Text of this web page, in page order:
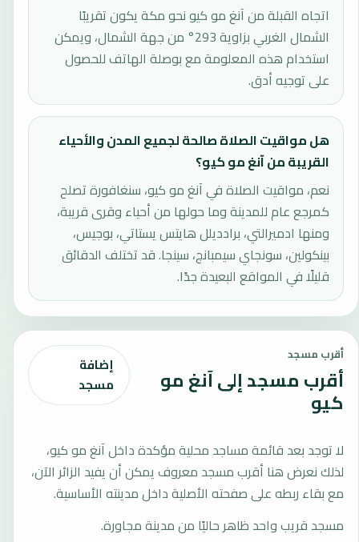
اتجاه القبلة من آنغ مو كيو نحو مكة يكون تقريبًا
الشمال الغربي بزاوية 293° من جهة الشمال، ويمكن
استخدام هذه المعلومة مع بوصلة الهاتف للحصول
على توجيه أدق.
هل مواقيت الصلاة صالحة لجميع المدن والأحياء
القريبة من آنغ مو كيو؟
نعم، مواقيت الصلاة في آنغ مو كيو، سنغافورة تصلح
كمرجع عام للمدينة وما حولها من أحياء وقرى قريبة،
ومنها ادميرالتي، برادديلل هايتس يستاتي، بوجيس،
بينكولين، سونجاي سيمبانج، سينجا. قد تختلف الدقائق
قليلًا في المواقع البعيدة جدًا.
أقرب مسجد
أقرب مسجد إلى آنغ مو
كيو
إضافة
مسجد
لا توجد بعد قائمة مساجد محلية مؤكدة داخل آنغ مو كيو،
لذلك نعرض هنا أقرب مسجد معروف يمكن أن يفيد الزائر الآن،
مع بقاء ربطه على صفحته الأصلية داخل مدينته الأساسية.
مسجد قريب واحد ظاهر حاليًا من مدينة مجاورة.